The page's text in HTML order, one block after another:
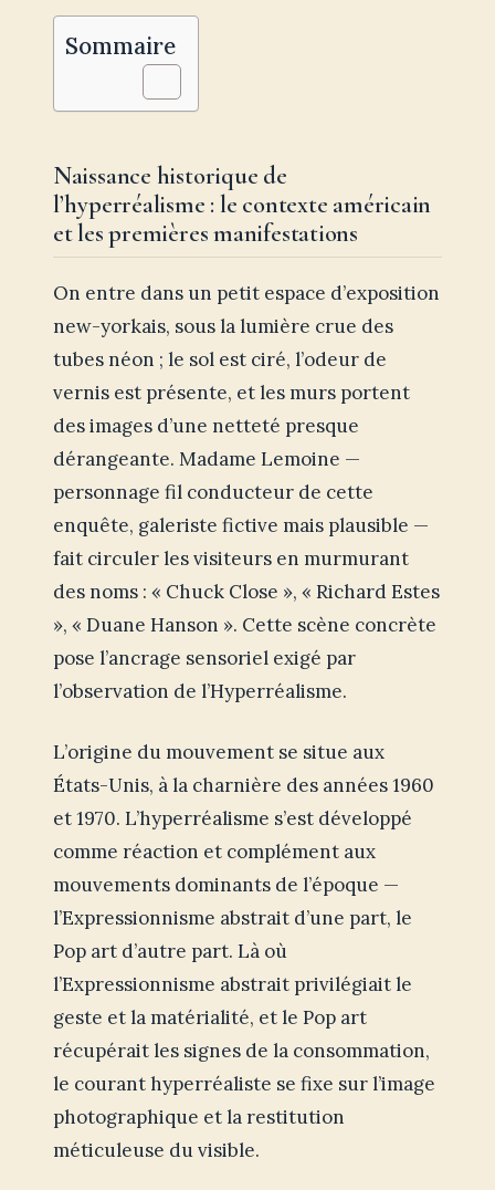
Sommaire
Naissance historique de
l’hyperréalisme : le contexte américain
et les premières manifestations
On entre dans un petit espace d’exposition
new-yorkais, sous la lumière crue des
tubes néon ; le sol est ciré, l’odeur de
vernis est présente, et les murs portent
des images d’une netteté presque
dérangeante. Madame Lemoine —
personnage fil conducteur de cette
enquête, galeriste fictive mais plausible —
fait circuler les visiteurs en murmurant
des noms : « Chuck Close », « Richard Estes
», « Duane Hanson ». Cette scène concrète
pose l’ancrage sensoriel exigé par
l’observation de l’Hyperréalisme.
L’origine du mouvement se situe aux
États-Unis, à la charnière des années 1960
et 1970. L’hyperréalisme s’est développé
comme réaction et complément aux
mouvements dominants de l’époque —
l’Expressionnisme abstrait d’une part, le
Pop art d’autre part. Là où
l’Expressionnisme abstrait privilégiait le
geste et la matérialité, et le Pop art
récupérait les signes de la consommation,
le courant hyperréaliste se fixe sur l’image
photographique et la restitution
méticuleuse du visible.